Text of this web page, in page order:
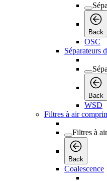
Back
OSC
Séparateurs
Back
WSD
Filtres à air
Filtres à
Back
Coalescence